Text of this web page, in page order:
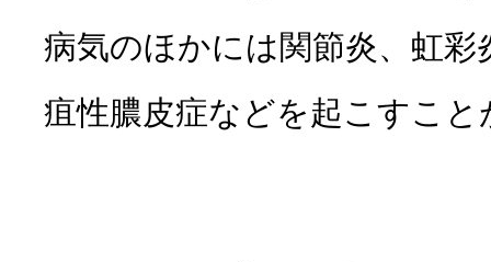
病気のほかには関節炎、虹彩
疽性膿皮症などを起こすこ